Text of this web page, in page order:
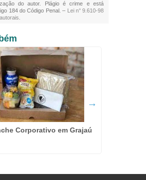
do autor. Plágio é crime e está
184 do Código Penal. – Lei n° 9.610-98
Corporativo em Grajaú